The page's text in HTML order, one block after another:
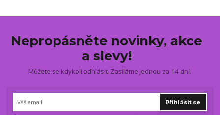
Nepropásněte novinky, akce
a slevy!
Můžete se kdykoli odhlásit. Zasíláme jednou za 14 dní.
Přihlásit se